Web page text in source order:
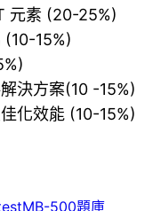
元素 (20-25%)
(10-15%)
決方案(10 -15%)
化效能 (10-15%)
MB-500題庫